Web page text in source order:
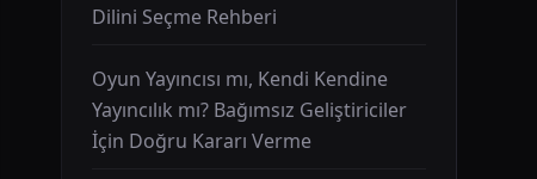
Dilini Seçme Rehberi
Oyun Yayıncısı mı, Kendi Kendine
Yayıncılık mı? Bağımsız Geliştiriciler
İçin Doğru Kararı Verme